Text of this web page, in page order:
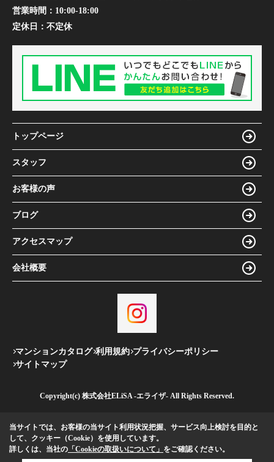
営業時間： 10:00-18:00
定休日： 不定休
トップページ
スタッフ
お客様の声
ブログ
アクセスマップ
会社概要
マンションカタログ 利用規約 プライバシーポリシー
サイトマップ
Copyright(c) 株式会社ELiSA -エライザ- All Rights Reserved.
当サイトでは、お客様の当サイト利用状況把握、サービス向上検討を目的と
して、クッキー（Cookie）を使用しています。
詳しくは、当社の 「Cookieの取扱いについて」 をご確認ください。